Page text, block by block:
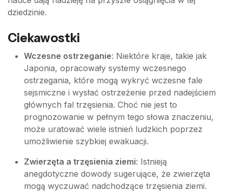
dziedzinie.
Ciekawostki
Wczesne ostrzeganie: Niektóre kraje, takie jak
Japonia, opracowały systemy wczesnego
ostrzegania, które mogą wykryć wczesne fale
sejsmiczne i wysłać ostrzeżenie przed nadejściem
głównych fal trzęsienia. Choć nie jest to
prognozowanie w pełnym tego słowa znaczeniu,
może uratować wiele istnień ludzkich poprzez
umożliwienie szybkiej ewakuacji.
Zwierzęta a trzęsienia ziemi: Istnieją
anegdotyczne dowody sugerujące, że zwierzęta
mogą wyczuwać nadchodzące trzęsienia ziemi.